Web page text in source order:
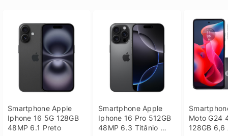
Smartphone Apple
Iphone 16 5G 128GB
48MP 6.1 Preto
Smartphone Apple
Iphone 16 Pro 512GB
48MP 6.3 Titânio
Moto G24
128GB 6,6